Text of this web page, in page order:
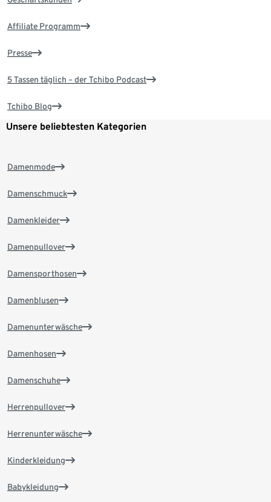
Affiliate Programm
Presse
5 Tassen täglich – der Tchibo Podcast
Tchibo Blog
Unsere beliebtesten Kategorien
Damenmode
Damenschmuck
Damenkleider
Damenpullover
Damensporthosen
Damenblusen
Damenunterwäsche
Damenhosen
Damenschuhe
Herrenpullover
Herrenunterwäsche
Kinderkleidung
Babykleidung